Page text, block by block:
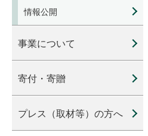
情報公開
事業について
寄付・寄贈
プレス（取材等）の方へ